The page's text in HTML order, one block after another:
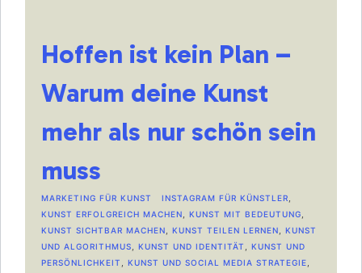
Hoffen ist kein Plan –
Warum deine Kunst
mehr als nur schön sein
muss
MARKETING FÜR KUNST INSTAGRAM FÜR KÜNSTLER
KUNST ERFOLGREICH MACHEN
KUNST MIT BEDEUTUNG
KUNST SICHTBAR MACHEN
KUNST TEILEN LERNEN
KUNST
UND ALGORITHMUS
KUNST UND IDENTITÄT
KUNST UND
PERSÖNLICHKEIT
KUNST UND SOCIAL MEDIA STRATEGIE